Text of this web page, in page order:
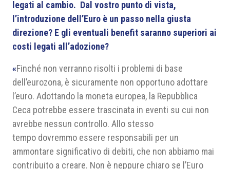
legati al cambio. Dal vostro punto di vista,
l’introduzione dell’Euro è un passo nella giusta
direzione? E gli eventuali benefit saranno superiori ai
costi legati all’adozione?
«Finché non verranno risolti i problemi di base
dell’eurozona, è sicuramente non opportuno adottare
l’euro. Adottando la moneta europea, la Repubblica
Ceca potrebbe essere trascinata in eventi su cui non
avrebbe nessun controllo. Allo stesso
tempo dovremmo essere responsabili per un
ammontare significativo di debiti, che non abbiamo mai
contribuito a creare. Non è neppure chiaro se l’Euro